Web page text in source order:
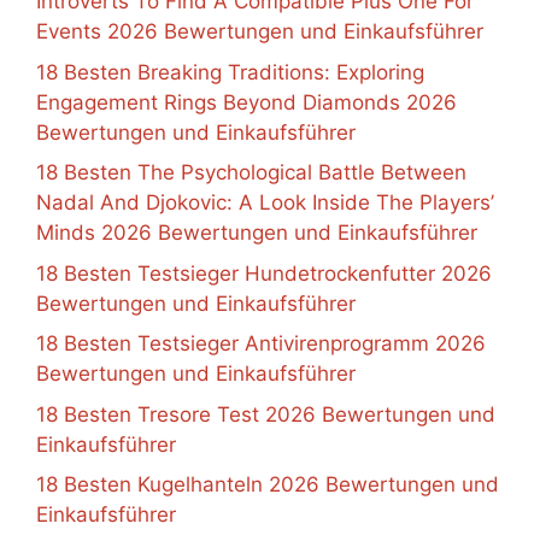
Events 2026 Bewertungen und Einkaufsführer
18 Besten Breaking Traditions: Exploring
Engagement Rings Beyond Diamonds 2026
Bewertungen und Einkaufsführer
18 Besten The Psychological Battle Between
Nadal And Djokovic: A Look Inside The Players’
Minds 2026 Bewertungen und Einkaufsführer
18 Besten Testsieger Hundetrockenfutter 2026
Bewertungen und Einkaufsführer
18 Besten Testsieger Antivirenprogramm 2026
Bewertungen und Einkaufsführer
18 Besten Tresore Test 2026 Bewertungen und
Einkaufsführer
18 Besten Kugelhanteln 2026 Bewertungen und
Einkaufsführer